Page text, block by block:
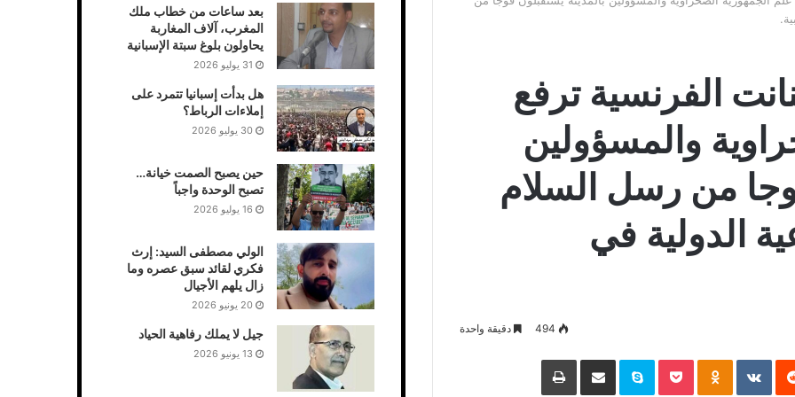
الفرنسية ترفع
والمسؤولين
من رسل السلام
الدولية في
494 دقيقة واحدة
‏Reddit
‏VKontakte
Pocket
Skype مشاركة عبر البريد
بعد ساعات من خطاب ملك
المغرب، آلاف المغاربة
يحاولون بلوغ سبتة الإسبانية
31 يوليو 2026
هل بدأت إسبانيا تتمرد على
إملاءات الرباط؟
30 يوليو 2026
حين يصبح الصمت خيانة…
تصبح الوحدة واجباً
16 يوليو 2026
الولي مصطفى السيد: إرث
فكري لقائد سبق عصره وما
زال يلهم الأجيال
20 يونيو 2026
جيل لا يملك رفاهية الحياد
13 يونيو 2026